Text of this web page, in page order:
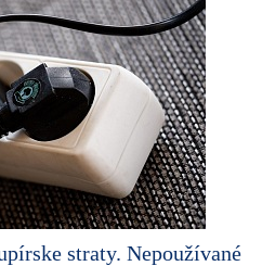
straty. Nepoužívané